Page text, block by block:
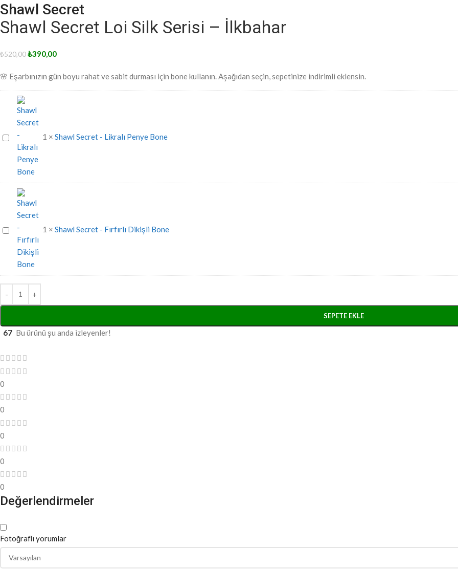
Shawl Secret
Shawl Secret Loi Silk Serisi – İlkbahar
₺520,00₺390,00
🌸 Eşarbınızın gün boyu rahat ve sabit durması için bone kullanın. Aşağıdan seçin, sepetinize indirimli eklensin.
Shawl
Secret
Likralı
Penye
Bone
1 × Shawl Secret - Likralı Penye Bone
Shawl
Secret
Fırfırlı
Dikişli
Bone
1 × Shawl Secret - Fırfırlı Dikişli Bone
SEPETE EKLE
67 Bu ürünü şu anda izleyenler!
0
0
0
0
0
Değerlendirmeler
Fotoğraflı yorumlar